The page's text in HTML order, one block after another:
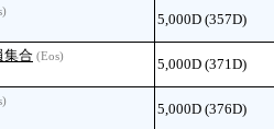
5,000D (357D)
集合 (Eos) 5,000D (371D)
5,000D (376D)